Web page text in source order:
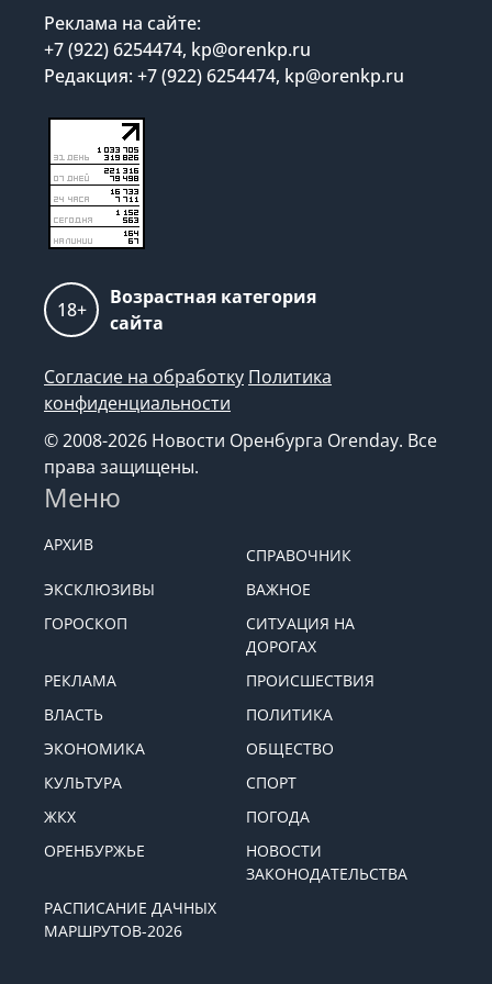
Реклама на сайте:
+7 (922) 6254474, kp@orenkp.ru
Редакция: +7 (922) 6254474, kp@orenkp.ru
18+
Возрастная категория
сайта
Согласие на обработку Политика
конфиденциальности
© 2008-2026 Новости Оренбурга Orenday. Все
права защищены.
Меню
АРХИВ
СПРАВОЧНИК
ЭКСКЛЮЗИВЫ
ВАЖНОЕ
ГОРОСКОП
СИТУАЦИЯ НА
ДОРОГАХ
РЕКЛАМА
ПРОИСШЕСТВИЯ
ВЛАСТЬ
ПОЛИТИКА
ЭКОНОМИКА
ОБЩЕСТВО
КУЛЬТУРА
СПОРТ
ЖКХ
ПОГОДА
ОРЕНБУРЖЬЕ
НОВОСТИ
ЗАКОНОДАТЕЛЬСТВА
РАСПИСАНИЕ ДАЧНЫХ
МАРШРУТОВ-2026